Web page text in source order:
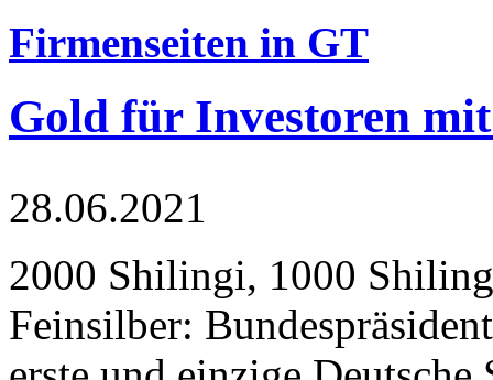
Firmenseiten in GT
Gold für Investoren
28.06.2021
2000 Shilingi, 1000
Feinsilber: